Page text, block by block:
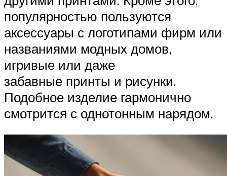
популярностью пользуются
аксессуары с логотипами фирм или
названиями модных домов,
игривые или даже
забавные принты и рисунки.
Подобное изделие гармонично
смотрится с однотонным нарядом.